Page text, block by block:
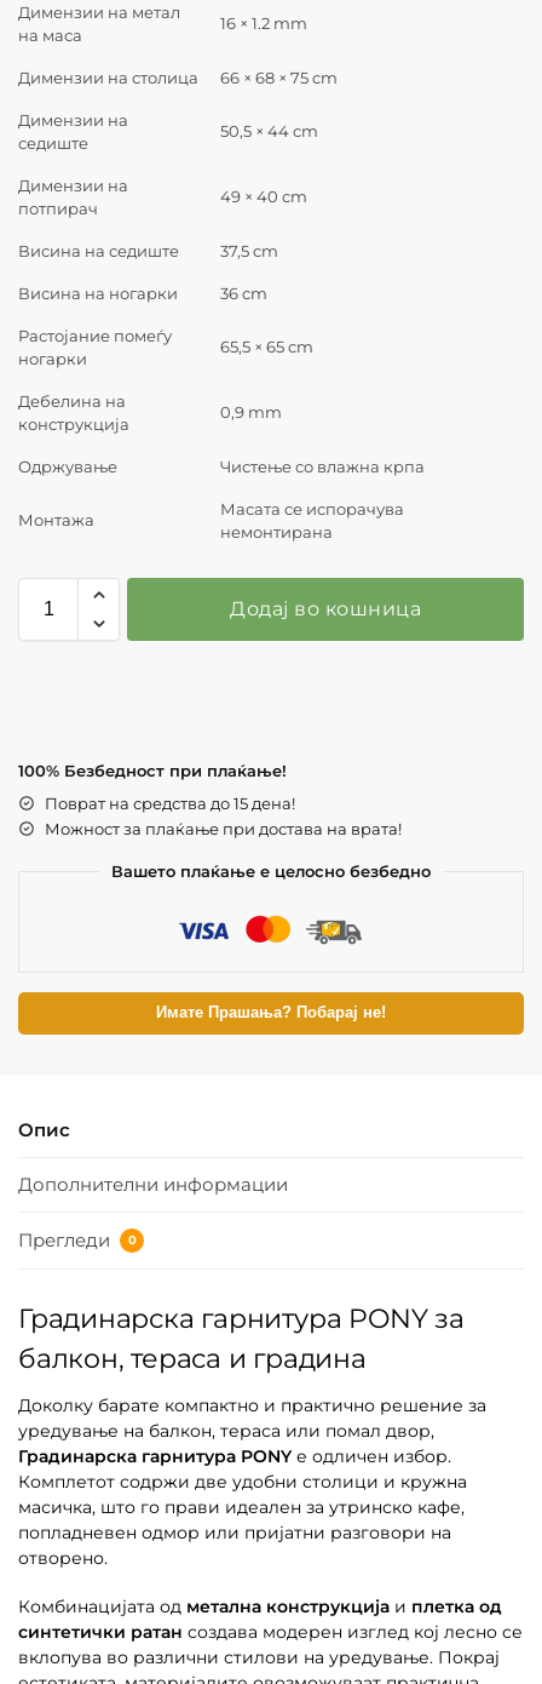
Димензии на метал
на маса
16 × 1.2 mm
Димензии на столица 66 × 68 × 75 cm
Димензии на
седиште
50,5 × 44 cm
Димензии на
потпирач
49 × 40 cm
Висина на седиште 37,5 cm
Висина на ногарки 36 cm
Растојание помеѓу
ногарки
65,5 × 65 cm
Дебелина на
конструкција
0,9 mm
Одржување Чистење со влажна крпа
Монтажа
Масата се испорачува
немонтирана
Додај во кошница
100% Безбедност при плаќање!
Поврат на средства до 15 дена!
Можност за плаќање при достава на врата!
Вашето плаќање е целосно безбедно
Имате Прашања? Побарај не!
Опис
Дополнителни информации
Прегледи 0
Градинарска гарнитура PONY за
балкон, тераса и градина
Доколку барате компактно и практично решение за
уредување на балкон, тераса или помал двор,
Градинарска гарнитура PONYе одличен избор.
Комплетот содржи две удобни столици и кружна
масичка, што го прави идеален за утринско кафе,
попладневен одмор или пријатни разговори на
отворено.
Комбинацијата од метална конструкција и плетка од
синтетички ратан создава модерен изглед кој лесно се
вклопува во различни стилови на уредување. Покрај